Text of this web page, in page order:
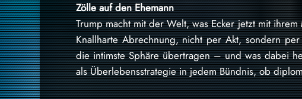
Zölle auf den Ehemann
Trump macht mit der Welt, was Ecker jetzt mit
Knallharte Abrechnung, nicht per Akt, sondern per
die intimste Sphäre übertragen – und was dabei
als Überlebensstrategie in jedem Bündnis, ob